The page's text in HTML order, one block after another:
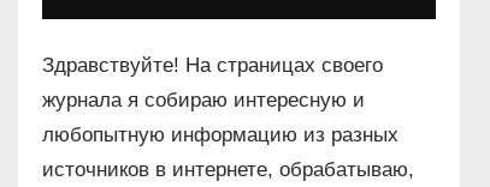
Здравствуйте! На страницах своего
журнала я собираю интересную и
любопытную информацию из разных
источников в интернете, обрабатываю,